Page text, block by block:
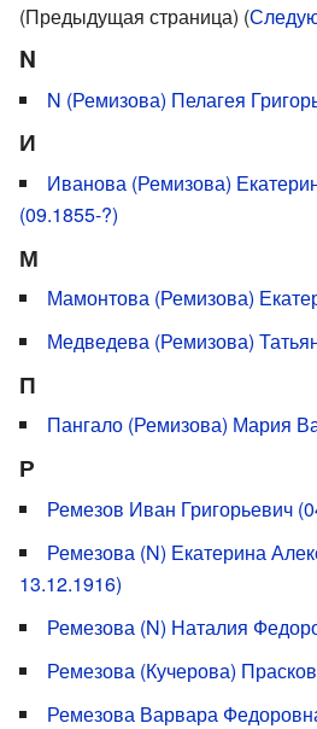
(Предыдущая страница) (
N
N (Ремизова) Пелагея
И
Иванова (Ремизова)
(09.1855-?)
М
Мамонтова (Ремизова)
Медведева (Ремизова)
П
Пангало (Ремизова) Мария
Р
Ремезов Иван Григорьевич
Ремезова (N) Екатерина
13.12.1916)
Ремезова (N) Наталия
Ремезова (Кучерова)
Ремезова Варвара